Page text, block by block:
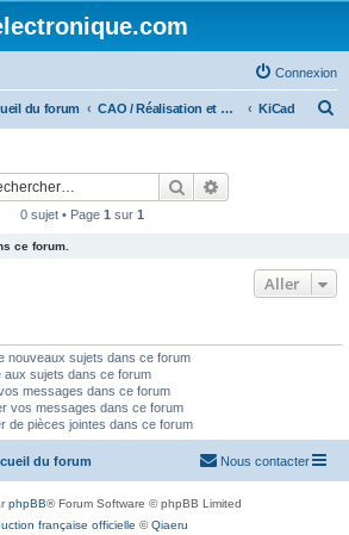
Connexion
du forum CAO / Réalisation et montage de PCB KiCad
Rechercher
0 sujet • Page 1 sur 1
ce forum.
Aller
nouveaux sujets dans ce forum
aux sujets dans ce forum
messages dans ce forum
vos messages dans ce forum
de pièces jointes dans ce forum
du forum Nous contacter
phpBB® Forum Software © phpBB Limited
française officielle ©Qiaeru